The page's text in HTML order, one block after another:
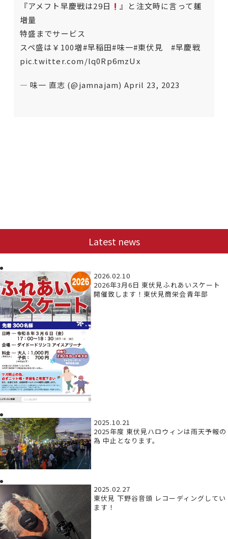
『アメフト早慶戦は29日
』と注文時に言って麺
増量
特盛までサービス
スペ盛は￥100増#早稲田#味一#東伏見
#早慶戦
pic.twitter.com/lq0Rp6mzUx
— 味一 直志 (@jamnajam) April 23, 2023
Latest news
2026.02.10
2026年3月6日 東伏見ふれあいスケート
開催致します！東伏見商栄会青年部
2025.10.21
2025年度 東伏見ハロウィンは雨天予報の
為 中止となります。
2025.02.27
東伏見 下野谷音頭 レコーディングしてい
ます！